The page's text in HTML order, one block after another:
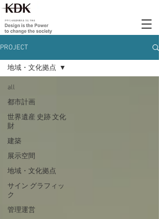
PROJECT
all
都市計画
世界遺産 史跡 文化
財
建築
展示空間
地域・文化拠点
サイン グラフィッ
ク
管理運営
地域・文化拠点